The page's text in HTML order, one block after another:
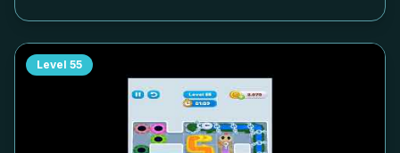
Level 55